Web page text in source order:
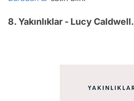
8. Yakınlıklar - Lucy Caldwell.